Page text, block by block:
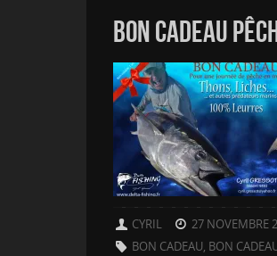
BON CADEAU
CYRIL 27 NOVEMBRE
BON CADEAU, BON